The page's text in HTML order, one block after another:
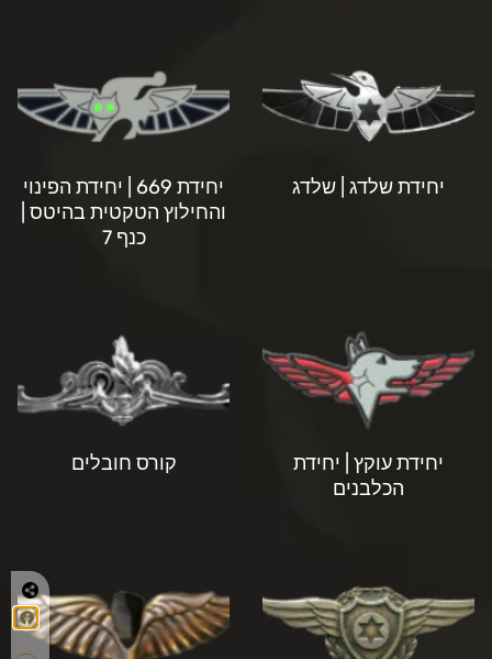
יחידת שלדג | שלדג
יחידת 669 | יחידת הפינוי
והחילוץ הטקטית בהיטס |
כנף 7
יחידת עוקץ | יחידת
הכלבנים
קורס חובלים